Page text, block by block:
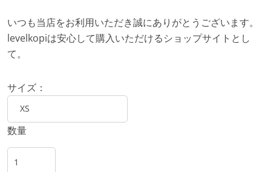
いつも当店をお利用いただき誠にありがとうございます。
levelkopiは安心して購入いただけるショップサイトとし
て。
サイズ：
数量